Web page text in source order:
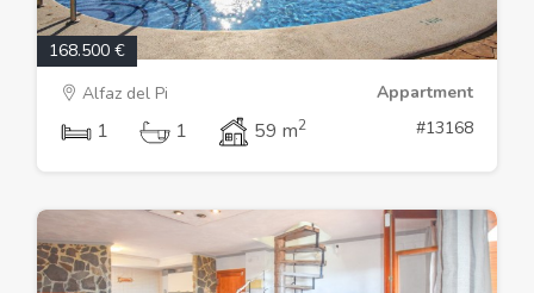
168.500 €
Alfaz del Pi
Appartment
1 1 59 m2 #13168